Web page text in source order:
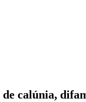
calúnia,